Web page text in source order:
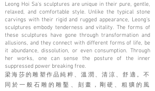
Leong Hoi Sa's sculptures are unique in their pure, gentle,
relaxed, and comfortable style. Unlike the typical stone
carvings with their rigid and rugged appearance, Leong's
sculptures embody tenderness and vitality. The forms of
these sculptures have gone through transformation and
allusions, and they connect with different forms of life, be
it abundance, dissolution, or even consumption. Through
her works, one can sense the posture of the inner
suppressed power breaking free.
梁海莎的雕塑作品純粹、溫潤、清涼、舒適。不
同於一般石雕的雕鑿、刻畫，剛硬、粗獷的風